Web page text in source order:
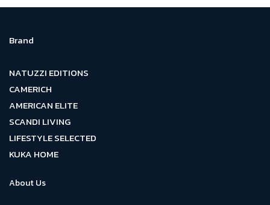
Brand
NATUZZI EDITIONS
CAMERICH
AMERICAN ELITE
SCANDI LIVING
LIFESTYLE SELECTED
KUKA HOME
About Us